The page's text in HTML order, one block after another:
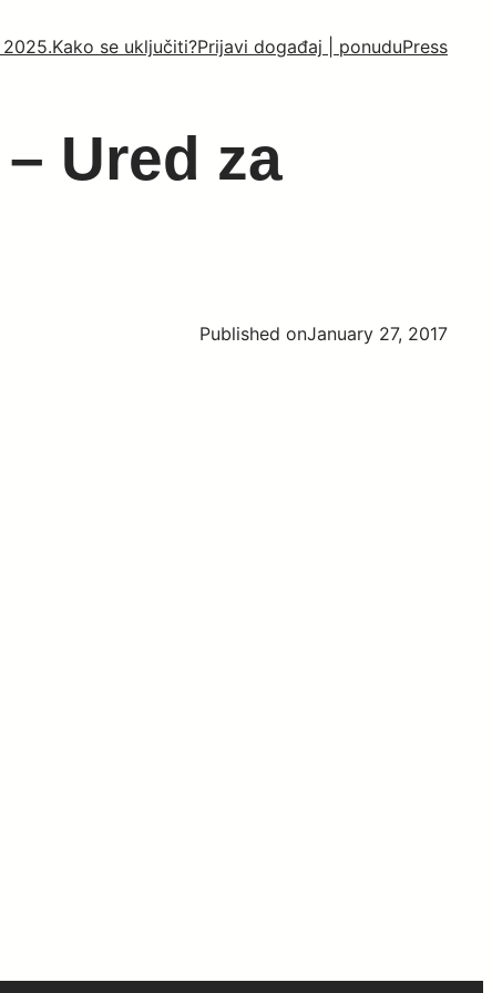
Kako se uključiti?Prijavi događaj | ponuduPress
Ured za
Published onJanuary 27, 2017